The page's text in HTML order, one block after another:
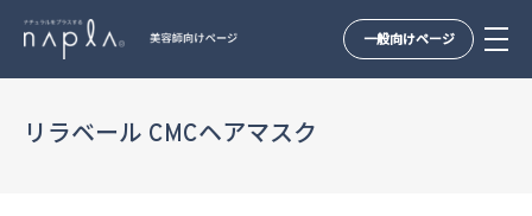
一般向けページ
リラベール CMCヘアマスク